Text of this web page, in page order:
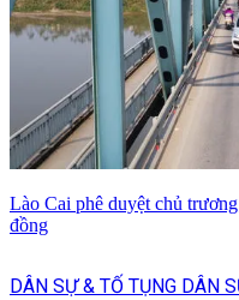
Lào Cai phê duyệt chủ
đồng
DÂN SỰ & TỐ TỤNG DÂN